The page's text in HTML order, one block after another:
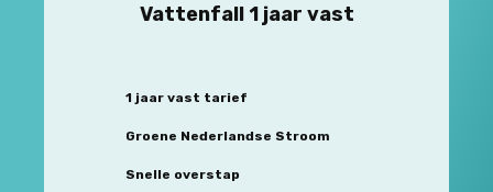
Vattenfall 1 jaar vast
1 jaar vast tarief
Groene Nederlandse Stroom
Snelle overstap